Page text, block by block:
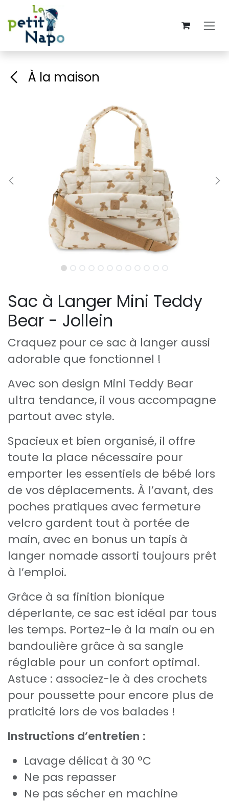
Se rendre au contenu
À la maison
Sac à Langer Mini Teddy
Bear - Jollein
Craquez pour ce sac à langer aussi
adorable que fonctionnel !
Avec son design Mini Teddy Bear
ultra tendance, il vous accompagne
partout avec style.
Spacieux et bien organisé, il offre
toute la place nécessaire pour
emporter les essentiels de bébé lors
de vos déplacements. À l’avant, des
poches pratiques avec fermeture
velcro gardent tout à portée de
main, avec en bonus un tapis à
langer nomade assorti toujours prêt
à l’emploi.
Grâce à sa finition bionique
déperlante, ce sac est idéal par tous
les temps. Portez-le à la main ou en
bandoulière grâce à sa sangle
réglable pour un confort optimal.
Astuce : associez-le à des crochets
pour poussette pour encore plus de
praticité lors de vos balades !
Instructions d’entretien :
Lavage délicat à 30 °C
Ne pas repasser
Ne pas sécher en machine